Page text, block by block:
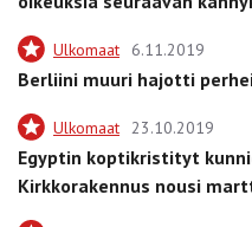
Ulkomaat 6.11.2019
Berliini muuri hajotti
Ulkomaat 23.10.2019
Egyptin koptikristityt
Kirkkorakennus nousi